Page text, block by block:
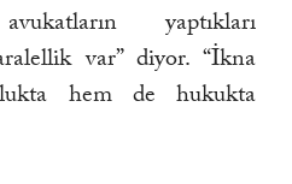
yaptıkları
var” diyor. “İkna
hem de hukukta